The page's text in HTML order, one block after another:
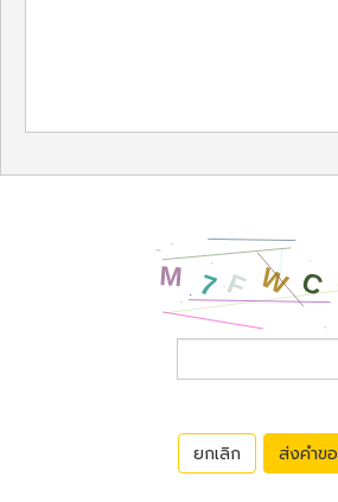
ยกเลิก ส่งคำขอ